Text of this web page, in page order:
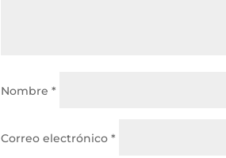
Nombre*
Correo electrónico*